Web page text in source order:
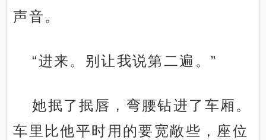
声音。
“进来。别让我说第二遍。”
她抿了抿唇，弯腰钻进了车厢。
车里比他平时用的要宽敞些，座位